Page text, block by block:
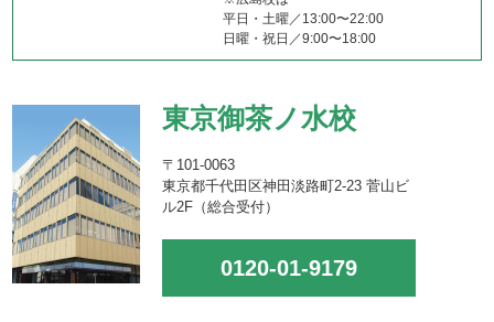
平日・土曜／13:00〜22:00
日曜・祝日／9:00〜18:00
東京御茶ノ水校
〒101-0063
東京都千代田区神田淡路町2-23 菅山ビ
ル2F（総合受付）
0120-01-9179